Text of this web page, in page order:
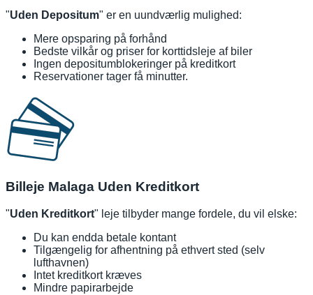
"Uden Depositum" er en uundværlig mulighed:
Mere opsparing på forhånd
Bedste vilkår og priser for korttidsleje af biler
Ingen depositumblokeringer på kreditkort
Reservationer tager få minutter.
Billeje Malaga Uden Kreditkort
"Uden Kreditkort" leje tilbyder mange fordele, du vil elske:
Du kan endda betale kontant
Tilgængelig for afhentning på ethvert sted (selv
lufthavnen)
Intet kreditkort kræves
Mindre papirarbejde